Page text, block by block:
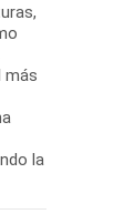
más
la